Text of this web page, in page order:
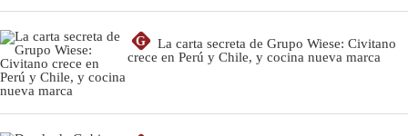
G
La carta secreta de Grupo Wiese: Civitano
crece en Perú y Chile, y cocina nueva marca